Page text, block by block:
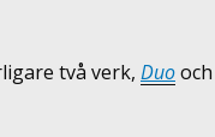
två verk, Duooch